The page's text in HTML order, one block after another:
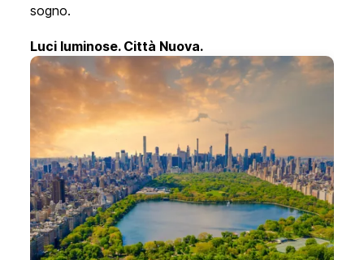
sogno.
Luci luminose. Città Nuova.